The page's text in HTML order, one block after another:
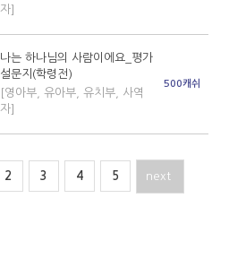
자]
나는 하나님의 사람이에요_평가
설문지(학령전)
[영아부, 유아부, 유치부, 사역
자]
500캐쉬
2 3 4 5 next